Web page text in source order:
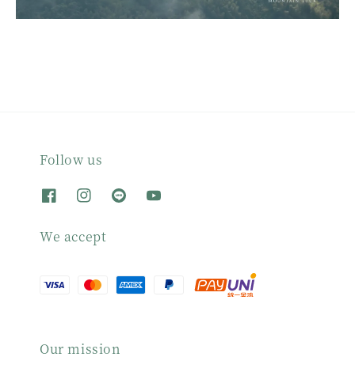
Follow us
We accept
Our mission